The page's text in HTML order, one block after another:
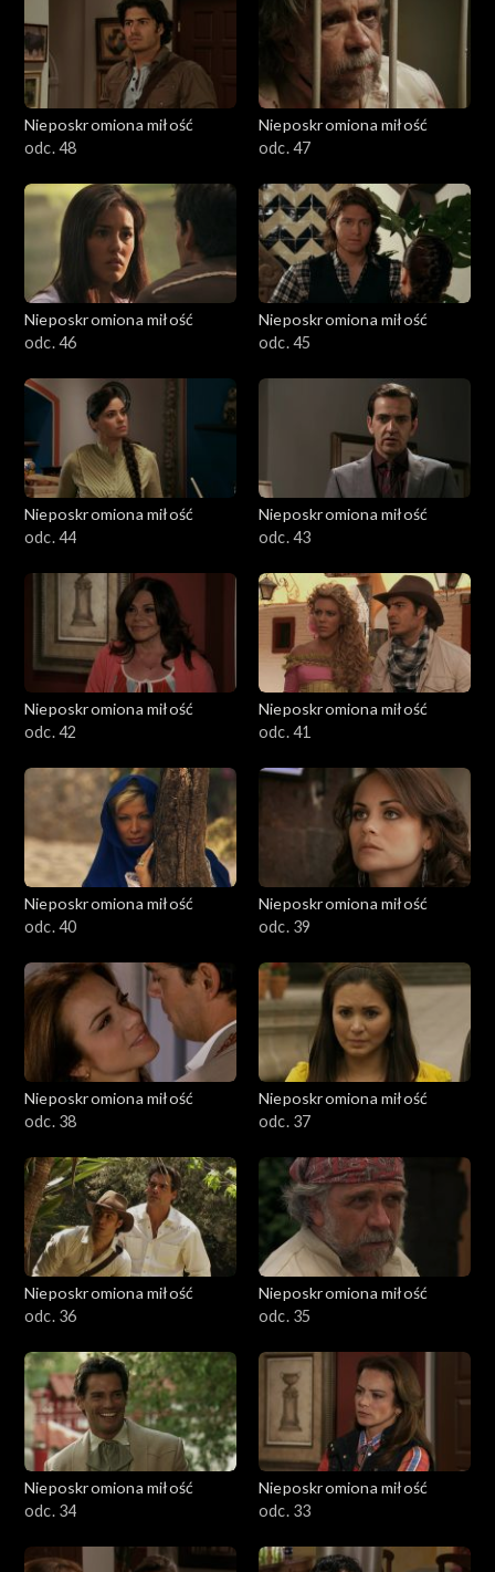
Nieposkromiona miłość
odc. 48
Nieposkromiona miłość
odc. 47
Nieposkromiona miłość
odc. 46
Nieposkromiona miłość
odc. 45
Nieposkromiona miłość
odc. 44
Nieposkromiona miłość
odc. 43
Nieposkromiona miłość
odc. 42
Nieposkromiona miłość
odc. 41
Nieposkromiona miłość
odc. 40
Nieposkromiona miłość
odc. 39
Nieposkromiona miłość
odc. 38
Nieposkromiona miłość
odc. 37
Nieposkromiona miłość
odc. 36
Nieposkromiona miłość
odc. 35
Nieposkromiona miłość
odc. 34
Nieposkromiona miłość
odc. 33